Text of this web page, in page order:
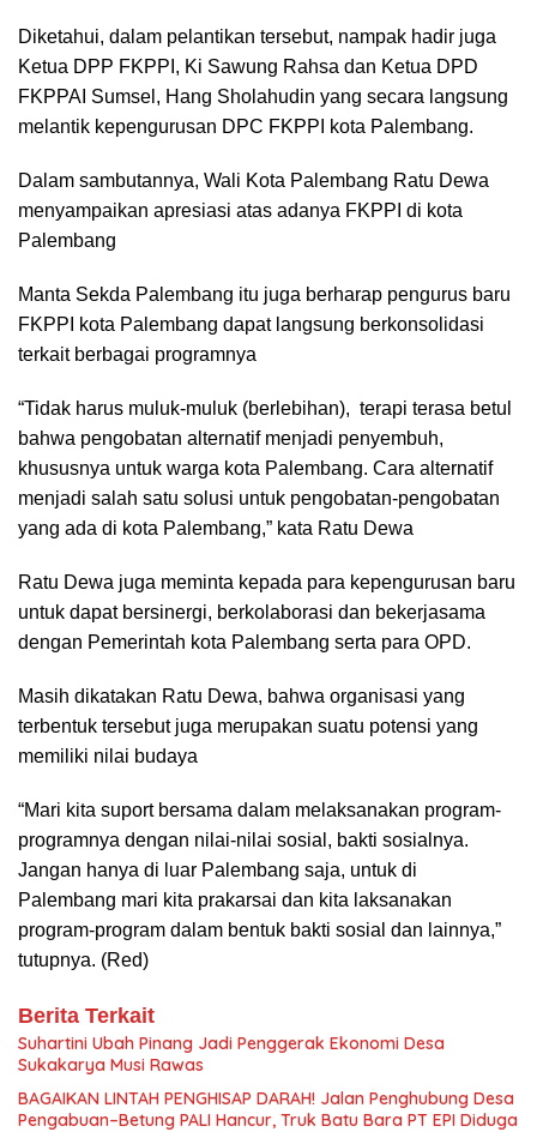
Diketahui, dalam pelantikan tersebut, nampak hadir juga
Ketua DPP FKPPI, Ki Sawung Rahsa dan Ketua DPD
FKPPAI Sumsel, Hang Sholahudin yang secara langsung
melantik kepengurusan DPC FKPPI kota Palembang.
Dalam sambutannya, Wali Kota Palembang Ratu Dewa
menyampaikan apresiasi atas adanya FKPPI di kota
Palembang
Manta Sekda Palembang itu juga berharap pengurus baru
FKPPI kota Palembang dapat langsung berkonsolidasi
terkait berbagai programnya
“Tidak harus muluk-muluk (berlebihan), terapi terasa betul
bahwa pengobatan alternatif menjadi penyembuh,
khususnya untuk warga kota Palembang. Cara alternatif
menjadi salah satu solusi untuk pengobatan-pengobatan
yang ada di kota Palembang,” kata Ratu Dewa
Ratu Dewa juga meminta kepada para kepengurusan baru
untuk dapat bersinergi, berkolaborasi dan bekerjasama
dengan Pemerintah kota Palembang serta para OPD.
Masih dikatakan Ratu Dewa, bahwa organisasi yang
terbentuk tersebut juga merupakan suatu potensi yang
memiliki nilai budaya
“Mari kita suport bersama dalam melaksanakan program-
programnya dengan nilai-nilai sosial, bakti sosialnya.
Jangan hanya di luar Palembang saja, untuk di
Palembang mari kita prakarsai dan kita laksanakan
program-program dalam bentuk bakti sosial dan lainnya,”
tutupnya. (Red)
Berita Terkait
Suhartini Ubah Pinang Jadi Penggerak Ekonomi Desa
Sukakarya Musi Rawas
BAGAIKAN LINTAH PENGHISAP DARAH! Jalan Penghubung Desa
Pengabuan–Betung PALI Hancur, Truk Batu Bara PT EPI Diduga